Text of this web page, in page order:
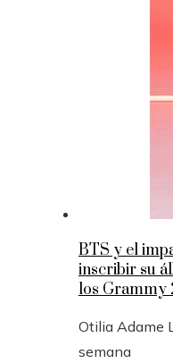
BTS y el
inscribir su
los Grammy
Otilia Adame
semana